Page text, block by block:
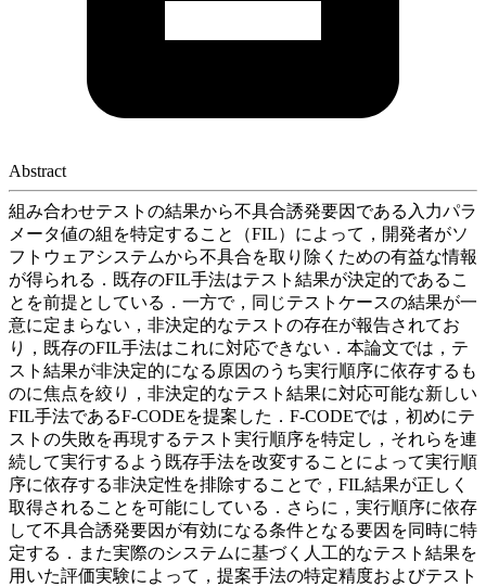
Abstract
組み合わせテストの結果から不具合誘発要因である入力パラ
メータ値の組を特定すること（FIL）によって，開発者がソ
フトウェアシステムから不具合を取り除くための有益な情報
が得られる．既存のFIL手法はテスト結果が決定的であるこ
とを前提としている．一方で，同じテストケースの結果が一
意に定まらない，非決定的なテストの存在が報告されてお
り，既存のFIL手法はこれに対応できない．本論文では，テ
スト結果が非決定的になる原因のうち実行順序に依存するも
のに焦点を絞り，非決定的なテスト結果に対応可能な新しい
FIL手法であるF-CODEを提案した．F-CODEでは，初めにテ
ストの失敗を再現するテスト実行順序を特定し，それらを連
続して実行するよう既存手法を改変することによって実行順
序に依存する非決定性を排除することで，FIL結果が正しく
取得されることを可能にしている．さらに，実行順序に依存
して不具合誘発要因が有効になる条件となる要因を同時に特
定する．また実際のシステムに基づく人工的なテスト結果を
用いた評価実験によって，提案手法の特定精度およびテスト